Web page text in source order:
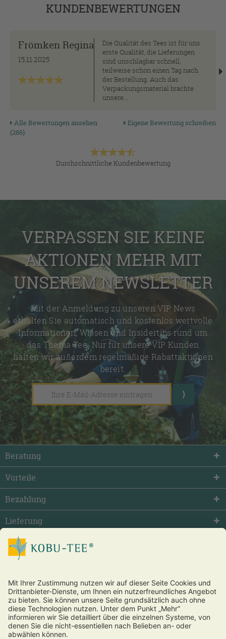
KUNDENBEWERTUNGEN
Frömken Regina
15.11.2025
Die Qualität des Tees ist für uns
erste Qualität, die Lieferungen
sind unschlagbar schnell,
teilweise schon einen Tag nach
der Bestellung. Auch das
Verpackungsmaterial brachte
unsere...
Alle Bewertungen ansehen
(286)
Eigene Bewertung schreiben
Durchschnittliche Kundenbewertung
VERPASSEN SIE KEINE
AKTIONEN MEHR MIT
UNSEREM NEWSLETTER
Mit der Anmeldung zu unseren VIP News
erhalten Sie automatisch und kostenlos wertvolle
Informationen, Wissen und Insidertips rund um
das Thema Tee. Nur für unsere VIP Kunden
halten wir außerdem regelmäßige Rabattaktionen
bereit.
Beratung
Vorteile
Bezahlung
Lieferung
facebook twitter youtube
Vertrag widerrufen